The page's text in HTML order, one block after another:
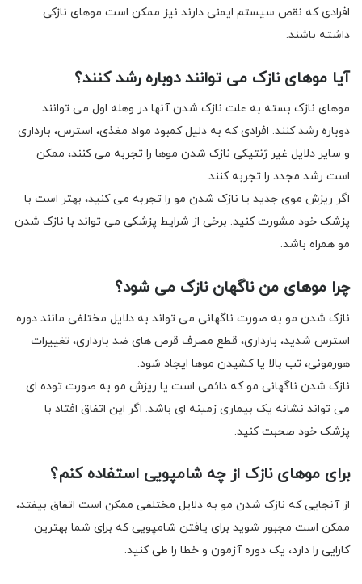
افرادی که نقص سیستم ایمنی دارند نیز ممکن است موهای نازکی
داشته باشند.
آیا موهای نازک می توانند دوباره رشد کنند؟
موهای نازک بسته به علت نازک شدن آنها در وهله اول می توانند
دوباره رشد کنند. افرادی که به دلیل کمبود مواد مغذی، استرس، بارداری
و سایر دلایل غیر ژنتیکی نازک شدن موها را تجربه می کنند، ممکن
است رشد مجدد را تجربه کنند.
اگر ریزش موی جدید یا نازک شدن مو را تجربه می کنید، بهتر است با
پزشک خود مشورت کنید. برخی از شرایط پزشکی می تواند با نازک شدن
مو همراه باشد.
چرا موهای من ناگهان نازک می شود؟
نازک شدن مو به صورت ناگهانی می تواند به دلایل مختلفی مانند دوره
استرس شدید، بارداری، قطع مصرف قرص های ضد بارداری، تغییرات
هورمونی، تب بالا یا کشیدن موها ایجاد شود.
نازک شدن ناگهانی مو که دائمی است یا ریزش مو به صورت توده ای
می تواند نشانه یک بیماری زمینه ای باشد. اگر این اتفاق افتاد با
پزشک خود صحبت کنید.
برای موهای نازک از چه شامپویی استفاده کنم؟
از آنجایی که نازک شدن مو به دلایل مختلفی ممکن است اتفاق بیفتد،
ممکن است مجبور شوید برای یافتن شامپویی که برای شما بهترین
کارایی را دارد، یک دوره آزمون و خطا را طی کنید.